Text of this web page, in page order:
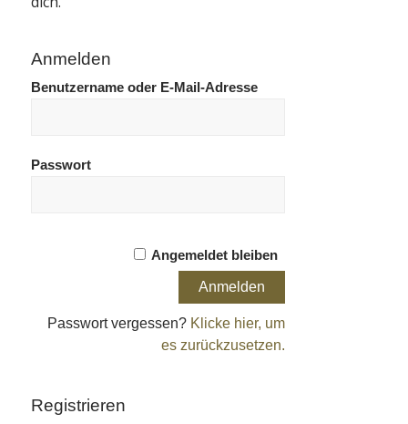
Anmelden
Benutzername oder E-Mail-Adresse
Passwort
Angemeldet bleiben
Passwort vergessen? Klicke hier, um
es zurückzusetzen.
Registrieren